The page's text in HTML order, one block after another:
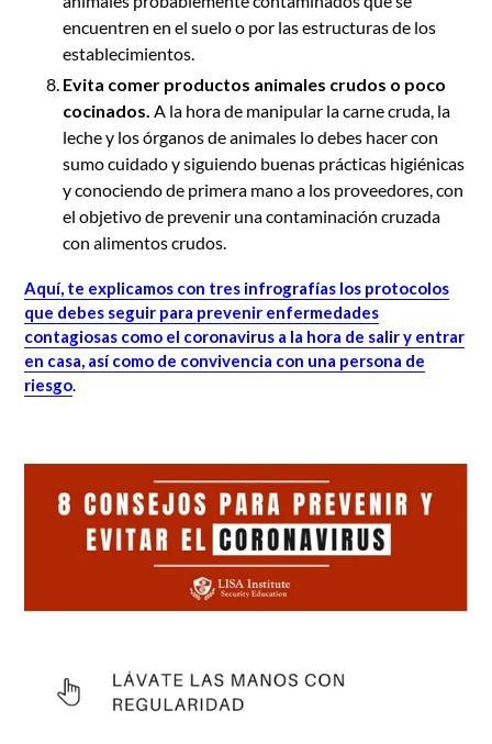
encuentren en el suelo o por las estructuras de los
establecimientos.
Evita comer productos animales crudos o poco
cocinados. A la hora de manipular la carne cruda, la
leche y los órganos de animales lo debes hacer con
sumo cuidado y siguiendo buenas prácticas higiénicas
y conociendo de primera mano a los proveedores, con
el objetivo de prevenir una contaminación cruzada
con alimentos crudos.
Aquí, te explicamos con tres infrografías los protocolos
que debes seguir para prevenir enfermedades
contagiosas como el coronavirus a la hora de salir y entrar
en casa, así como de convivencia con una persona de
riesgo.